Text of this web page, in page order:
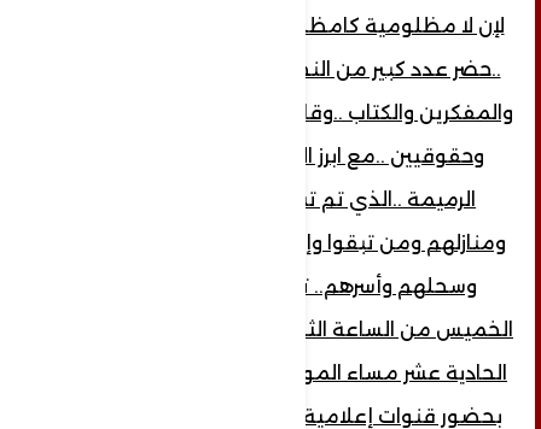
لإن لا مظلومية كامظلومية كربلاء المقدسة
..حضر عدد كبير من النخب العربية والإسلامية
والمفكرين والكتاب ..وقادة وسياسين وإعلاميين
وحقوقيين ..مع ابرز الوجهاء من آشراف آل
الرميمة ..الذي تم تشريدهم من ارضهم
ومنازلهم ومن تبقوا وإلا كثير منهم تم قتلهم
وسحلهم وأسرهم.. تم هذا المؤتمر يوم
الخميس من الساعة الثامنة مساء حتى الساعة
بحضور قنوات إعلامية قناة اللولؤة البحرينية